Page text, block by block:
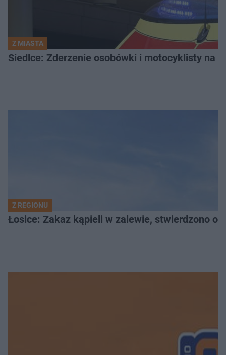
Z MIASTA
Siedlce: Zderzenie osobówki i motocyklisty na
Z REGIONU
Łosice: Zakaz kąpieli w zalewie, stwierdzono